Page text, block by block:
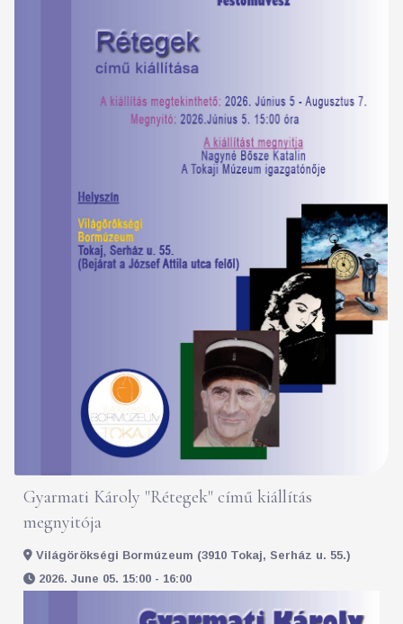
Gyarmati Károly "Rétegek" című kiállítás
megnyitója
Világörökségi Bormúzeum (3910 Tokaj, Serház u. 55.)
2026. June 05. 15:00 - 16:00